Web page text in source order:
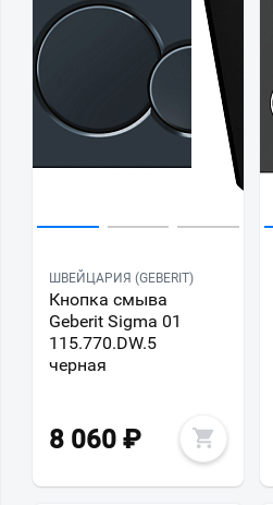
ШВЕЙЦАРИЯ (GEBERIT)
Кнопка смыва
Geberit Sigma 01
115.770.DW.5
черная
8 060 ₽